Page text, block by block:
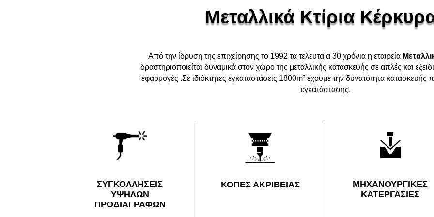
Μεταλλικά Κτίρια
Από την ίδρυση της επιχείρησης το 1992 τα τελευταία 30 χρόνια η εταιρεία
δραστηριοποιείται δυναμικά στον χώρο της μεταλλικής κατασκευής σε απλές και
εφαρμογές .Σε ιδιόκτητες εγκαταστάσεις 1800m² εχουμε την δυνατότητα κατασκευής
εγκατάστασης.
ΣΥΓΚΟΛΛΗΣΕΙΣ
ΥΨΗΛΩΝ
ΠΡΟΔΙΑΓΡΑΦΩΝ
ΚΟΠΕΣ ΑΚΡΙΒΕΙΑΣ
ΜΗΧΑΝΟΥΡΓΙΚΕΣ
ΚΑΤΕΡΓΑΣΙΕΣ